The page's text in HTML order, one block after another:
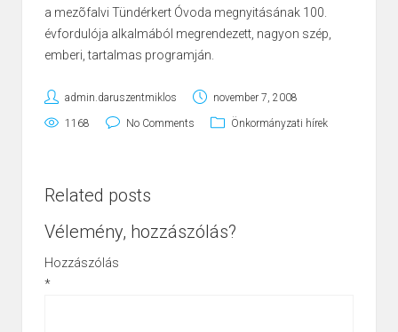
a mezõfalvi Tündérkert Óvoda megnyitásának 100.
évfordulója alkalmából megrendezett, nagyon szép,
emberi, tartalmas programján.
admin.daruszentmiklos november 7, 2008
1168 No Comments Önkormányzati hírek
Related posts
Vélemény, hozzászólás?
Hozzászólás
*